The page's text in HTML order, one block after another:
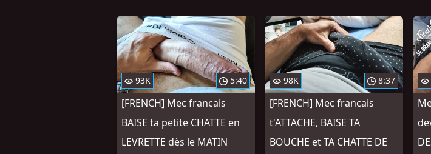
93K 5:40
[FRENCH] Mec francais
BAISE ta petite CHATTE en
LEVRETTE dès le MATIN
98K 8:37
[FRENCH] Mec francais
t'ATTACHE, BAISE TA
BOUCHE et TA CHATTE DE